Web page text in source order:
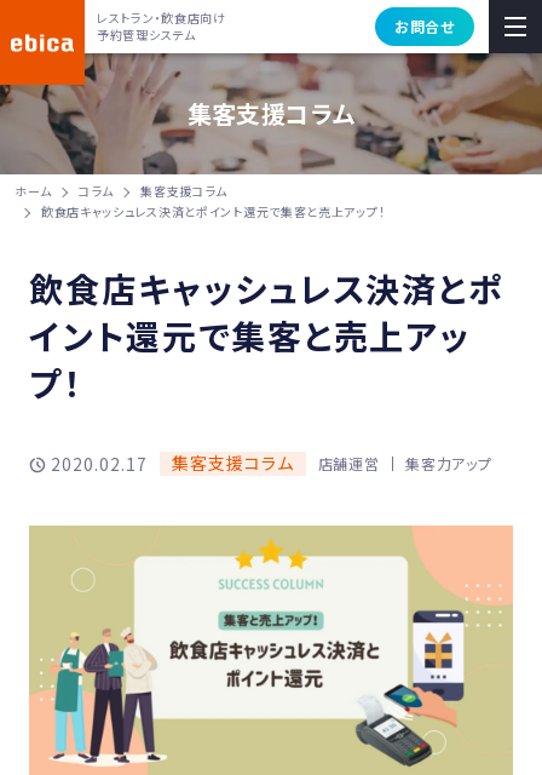
レストラン・飲食店向け
予約管理システム
お問合せ
集客支援コラム
ホーム コラム
集客支援コラム
飲食店キャッシュレス決済とポイント還元で集客と売上アップ！
飲食店キャッシュレス決済とポ
イント還元で集客と売上アッ
プ！
2020.02.17 集客支援コラム 店舗運営 集客力アップ